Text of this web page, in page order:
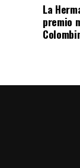
La
premio